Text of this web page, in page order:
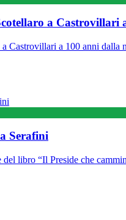
a Castrovillari
Castrovillari a 100 anni
Serafini
libro “Il Preside che